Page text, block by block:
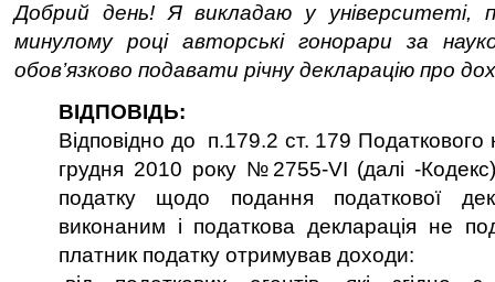
Добрий день! Я викладаю у університеті,
минулому році авторські гонорари за
обов’язково подавати річну декларацію про
ВІДПОВІДЬ:
Відповідно до п.179.2 ст. 179 Податкового
грудня 2010 року №2755-VI (далі -
податку щодо подання податкової
виконаним і податкова декларація не
платник податку отримував доходи: